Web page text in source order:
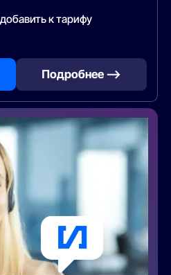
к тарифу
Подробнее —>